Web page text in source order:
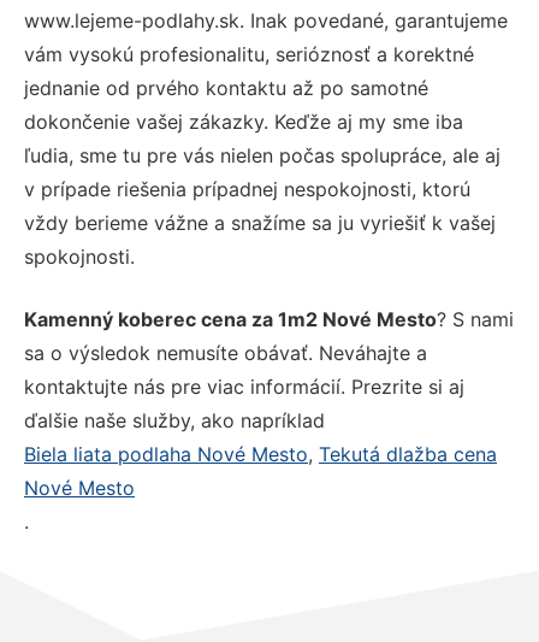
www.lejeme-podlahy.sk. Inak povedané, garantujeme
vám vysokú profesionalitu, serióznosť a korektné
jednanie od prvého kontaktu až po samotné
dokončenie vašej zákazky. Keďže aj my sme iba
ľudia, sme tu pre vás nielen počas spolupráce, ale aj
v prípade riešenia prípadnej nespokojnosti, ktorú
vždy berieme vážne a snažíme sa ju vyriešiť k vašej
spokojnosti.
Kamenný koberec cena za 1m2 Nové Mesto? S nami
sa o výsledok nemusíte obávať. Neváhajte a
kontaktujte nás pre viac informácií. Prezrite si aj
ďalšie naše služby, ako napríklad
Biela liata podlaha Nové Mesto, Tekutá dlažba cena
Nové Mesto
.